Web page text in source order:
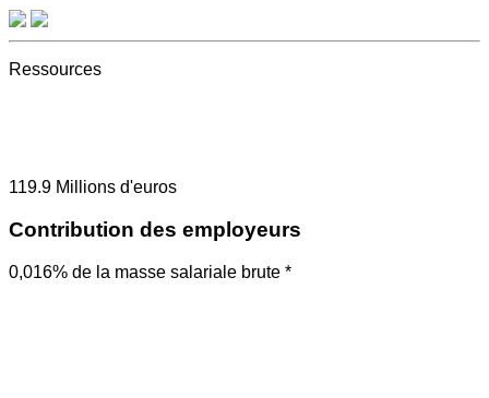
Ressources
119.9 Millions d'euros
Contribution des employeurs
0,016% de la masse salariale brute *